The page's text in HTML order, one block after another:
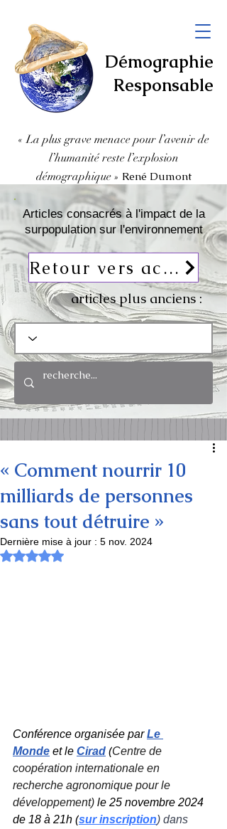
Démographie
Responsable
« La plus grave menace pour l’avenir de
l’humanité reste l’explosion
démographique » René Dumont
Articles consacrés à l'impact de la
surpopulation sur l'environnement
Retour vers actualités
articles plus anciens :
« Comment nourrir 10
milliards de personnes
sans tout détruire »
Dernière mise à jour : 5 nov. 2024
Noté NaN étoiles sur 5.
Conférence organisée par Le
Monde et le Cirad (Centre de
coopération internationale en
recherche agronomique pour le
développement) le 25 novembre 2024
de 18 à 21h (sur inscription) dans